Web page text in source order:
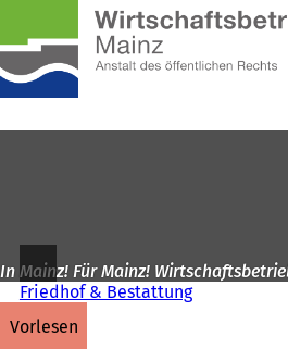
Inhalt anspringen
In Mainz! Für Mainz!
Friedhof & Bestattung
vorlesen